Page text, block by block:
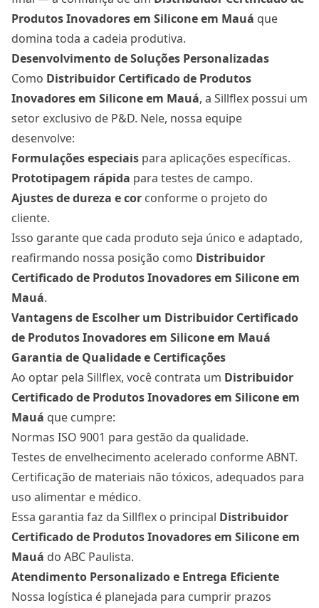
Produtos Inovadores em Siliconeem Mauá que
domina toda a cadeia produtiva.
Desenvolvimento de Soluções Personalizadas
Como Distribuidor Certificado de Produtos
Inovadores em Siliconeem Mauá, a Sillflex possui um
setor exclusivo de P&D. Nele, nossa equipe
desenvolve:
Formulações especiais para aplicações específicas.
Prototipagem rápida para testes de campo.
Ajustes de dureza e cor conforme o projeto do
cliente.
Isso garante que cada produto seja único e adaptado,
reafirmando nossa posição como Distribuidor
Certificado de Produtos Inovadores em Siliconeem
Mauá.
Vantagens de Escolher um Distribuidor Certificado
de Produtos Inovadores em Silicone em Mauá
Garantia de Qualidade e Certificações
Ao optar pela Sillflex, você contrata um Distribuidor
Certificado de Produtos Inovadores em Siliconeem
Mauá que cumpre:
Normas ISO 9001 para gestão da qualidade.
Testes de envelhecimento acelerado conforme ABNT.
Certificação de materiais não tóxicos, adequados para
uso alimentar e médico.
Essa garantia faz da Sillflex o principal Distribuidor
Certificado de Produtos Inovadores em Siliconeem
Mauá do ABC Paulista.
Atendimento Personalizado e Entrega Eficiente
Nossa logística é planejada para cumprir prazos